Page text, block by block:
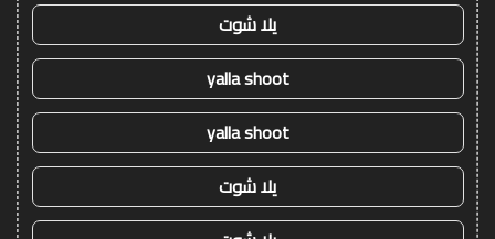
يلا شوت
yalla shoot
yalla shoot
يلا شوت